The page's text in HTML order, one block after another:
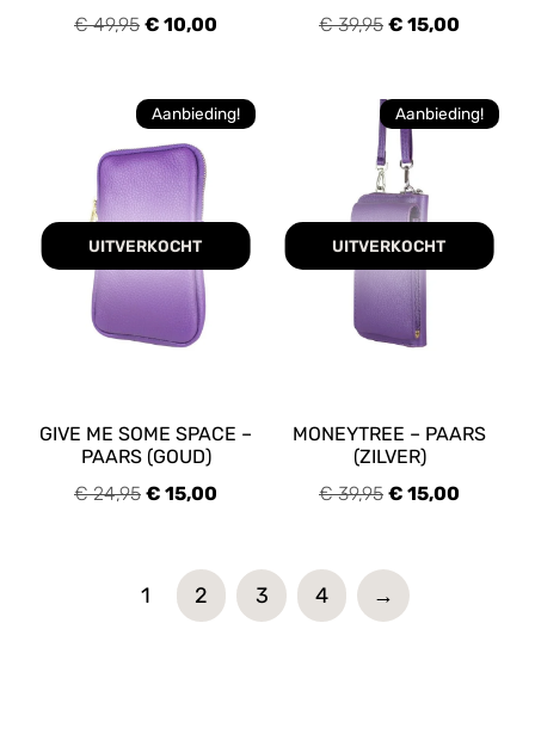
€49,95 € 10,00
€39,95 € 15,00
Aanbieding!
UITVERKOCHT
GIVE ME SOME SPACE –
PAARS (GOUD)
€24,95 € 15,00
Aanbieding!
UITVERKOCHT
MONEYTREE – PAARS
(ZILVER)
€39,95 € 15,00
1 2 3 4 →